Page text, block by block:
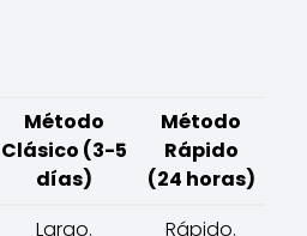
Método
Clásico (3-5
días)
Método
Rápido
(24 horas)
Largo.
Rápido.